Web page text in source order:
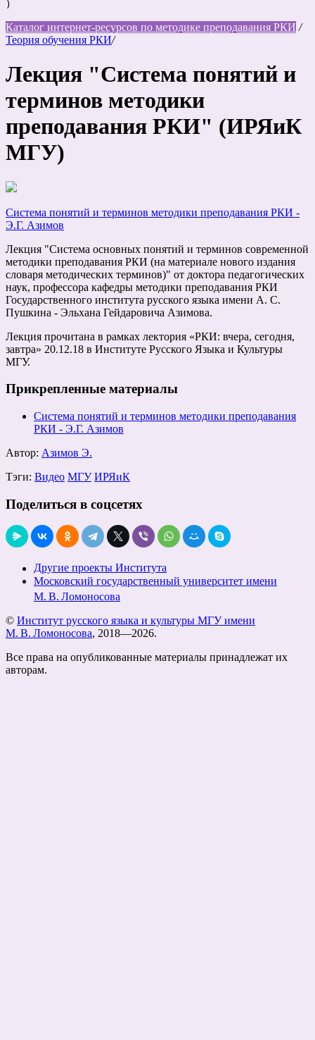
Каталог интернет-ресурсов по методике преподавания РКИ /
Теория обучения РКИ/
Лекция "Система понятий и
терминов методики
преподавания РКИ" (ИРЯиК
МГУ)
Система понятий и терминов методики преподавания РКИ -
Э.Г. Азимов
Лекция "Система основных понятий и терминов современной
методики преподавания РКИ (на материале нового издания
словаря методических терминов)" от доктора педагогических
наук, профессора кафедры методики преподавания РКИ
Государственного института русского языка имени А. С.
Пушкина - Эльхана Гейдаровича Азимова.
Лекция прочитана в рамках лектория «РКИ: вчера, сегодня,
завтра» 20.12.18 в Институте Русского Языка и Культуры
МГУ.
Прикрепленные материалы
Система понятий и терминов методики преподавания
РКИ - Э.Г. Азимов
Автор: Азимов Э.
Тэги: Видео МГУ ИРЯиК
Поделиться в соцсетях
Другие проекты Института
Московский государственный университет имени
М. В. Ломоносова
© Институт русского языка и культуры МГУ имени
М. В. Ломоносова, 2018—2026.
Все права на опубликованные материалы принадлежат их
авторам.